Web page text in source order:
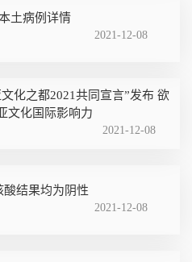
土病例详情
2021-12-08
化之都2021共同宣言”发布 欲
文化国际影响力
2021-12-08
结果均为阴性
2021-12-08